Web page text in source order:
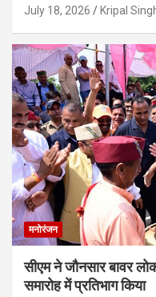
July 18, 2026 Kripal
मनोरंजन
सीएम ने जौनसार बावर
समारोह में प्रतिभाग किया